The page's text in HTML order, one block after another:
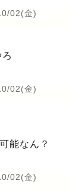
02(金)
02(金)
能なん？
02(金)